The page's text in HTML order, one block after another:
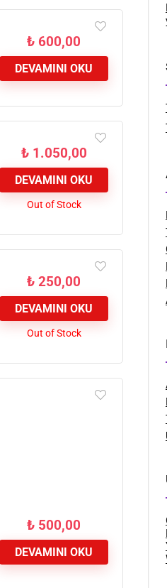
₺ 600,00
DEVAMINI OKU
₺1.050,00
DEVAMINI OKU
Out of Stock
₺ 250,00
DEVAMINI OKU
Out of Stock
₺ 500,00
DEVAMINI OKU